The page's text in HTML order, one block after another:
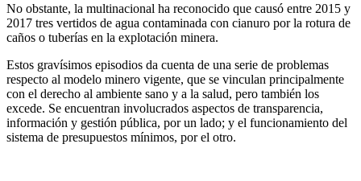
No obstante, la multinacional ha reconocido que causó entre 2015 y
2017 tres vertidos de agua contaminada con cianuro por la rotura de
caños o tuberías en la explotación minera.
Estos gravísimos episodios da cuenta de una serie de problemas
respecto al modelo minero vigente, que se vinculan principalmente
con el derecho al ambiente sano y a la salud, pero también los
excede. Se encuentran involucrados aspectos de transparencia,
información y gestión pública, por un lado; y el funcionamiento del
sistema de presupuestos mínimos, por el otro.